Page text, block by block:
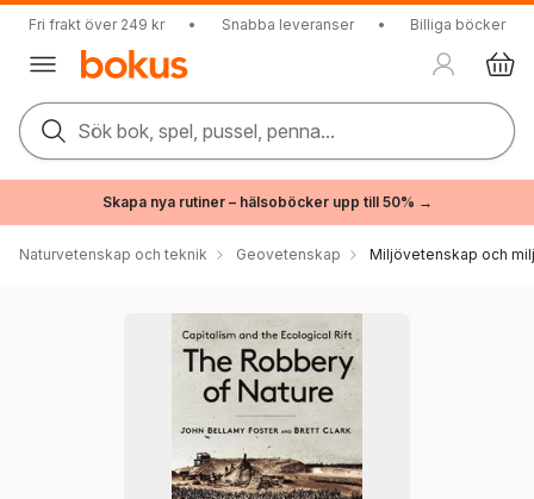
Fri frakt över 249 kr • Snabba leveranser • Billiga böcker
Sök bok, spel, pussel, penna...
Skapa nya rutiner – hälsoböcker upp till 50% →
Naturvetenskap och teknik Geovetenskap Miljövetenskap och